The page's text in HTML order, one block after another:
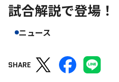
試合解説で登場！
ニュース
SHARE